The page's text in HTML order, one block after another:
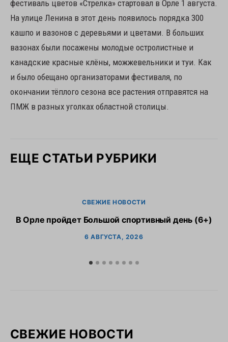
фестиваль цветов «Стрелка» стартовал в Орле 1 августа.
На улице Ленина в этот день появилось порядка 300
кашпо и вазонов с деревьями и цветами. В больших
вазонах были посажены молодые остролистные и
канадские красные клёны, можжевельники и туи. Как
и было обещано организаторами фестиваля, по
окончании тёплого сезона все растения отправятся на
ПМЖ в разных уголках областной столицы.
ЕЩЕ СТАТЬИ РУБРИКИ
СВЕЖИЕ НОВОСТИ
В Орле пройдет Большой спортивный день (6+)
6 АВГУСТА, 2026
СВЕЖИЕ НОВОСТИ